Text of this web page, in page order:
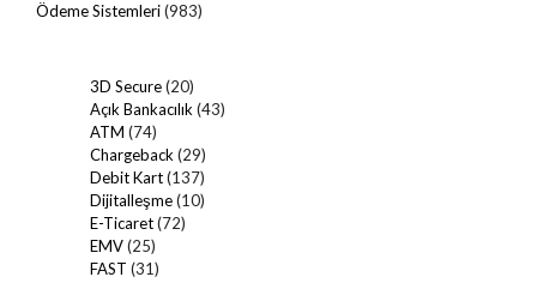
Ödeme Sistemleri(983)
3D Secure(20)
Açık Bankacılık (43)
ATM (74)
Chargeback (29)
Debit Kart(137)
Dijitalleşme(10)
E-Ticaret(72)
EMV(25)
FAST (31)